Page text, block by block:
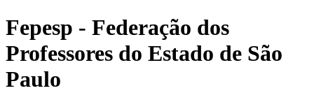
Fepesp - Federação dos
Professores do Estado de São
Paulo